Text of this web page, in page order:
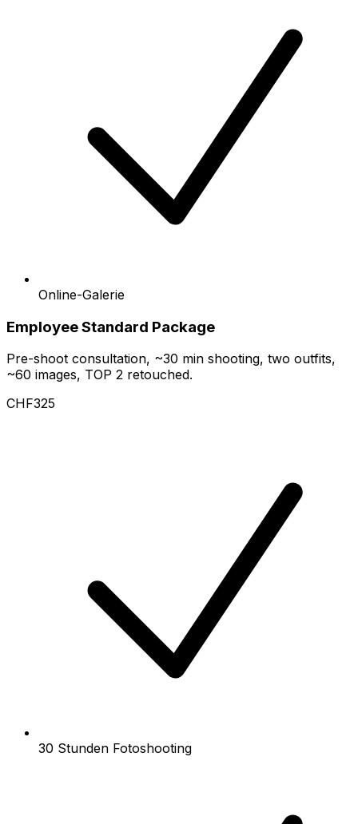
Online-Galerie
Employee Standard Package
Pre-shoot consultation, ~30 min shooting, two outfits,
~60 images, TOP 2 retouched.
CHF325
30 Stunden Fotoshooting